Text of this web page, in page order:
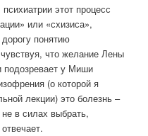
этот процесс
или «схизиса»,
понятию
что желание Лены
подозревает у Миши
(о которой я
лекции) это болезнь –
в силах выбрать,